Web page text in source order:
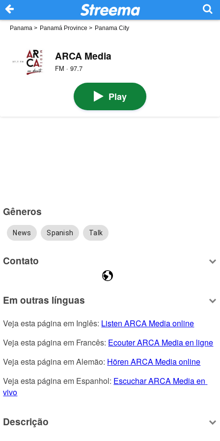
Panama > Panamá Province > Panama City
ARCA Media
FM · 97.7
Play
Gêneros
News Spanish Talk
Contato
Em outras línguas
Veja esta página em Inglês: Listen ARCA Media online
Veja esta página em Francês: Ecouter ARCA Media en ligne
Veja esta página em Alemão: Hören ARCA Media online
Veja esta página em Espanhol: Escuchar ARCA Media en
vivo
Descrição